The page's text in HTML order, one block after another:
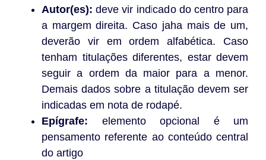
Autor(es): deve vir indicado do centro para
a margem direita. Caso jaha mais de um,
deverão vir em ordem alfabética. Caso
tenham titulações diferentes, estar devem
seguir a ordem da maior para a menor.
Demais dados sobre a titulação devem ser
indicadas em nota de rodapé.
Epígrafe: elemento opcional é um
pensamento referente ao conteúdo central
do artigo